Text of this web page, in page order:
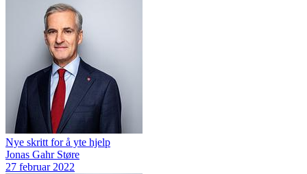
Nye skritt for å yte hjelp
Jonas Gahr Støre
27 februar 2022